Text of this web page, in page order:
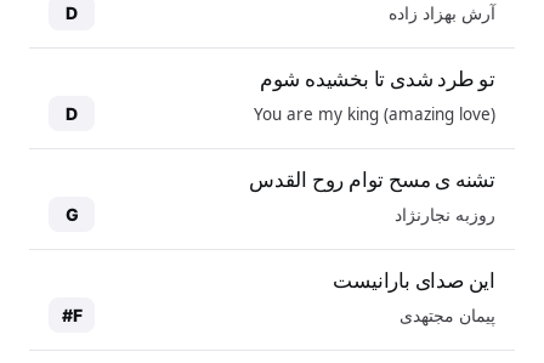
آرش بهزاد زاده D
تو طرد شدی تا بخشیده شوم
You are my king (amazing love)
D
تشنه ی مسح توام روح القدس
روزبه نجارنژاد G
این صدای بارانیست
پیمان مجتهدی F#